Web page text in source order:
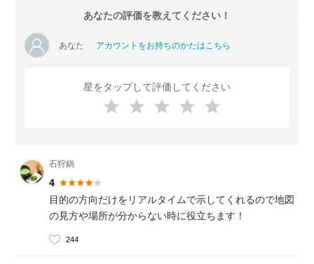
あなたの評価を教えてください！
あなた アカウントをお持ちのかたはこちら
星をタップして評価してください
石狩鍋
4
目的の方向だけをリアルタイムで示してくれるので地図
の見方や場所が分からない時に役立ちます！
244